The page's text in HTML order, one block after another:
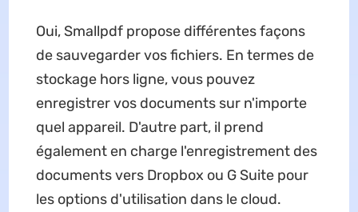
Oui, Smallpdf propose différentes façons
de sauvegarder vos fichiers. En termes de
stockage hors ligne, vous pouvez
enregistrer vos documents sur n'importe
quel appareil. D'autre part, il prend
également en charge l'enregistrement des
documents vers Dropbox ou G Suite pour
les options d'utilisation dans le cloud.